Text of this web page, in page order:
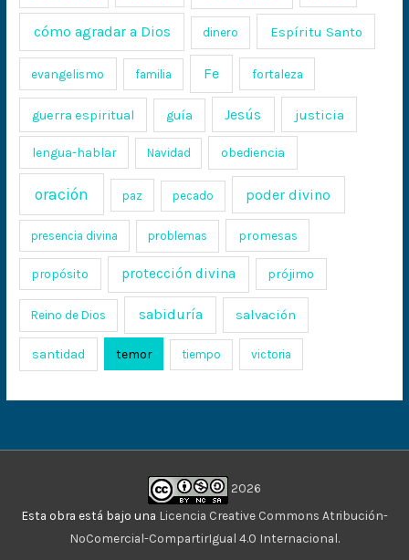
cómo agradar a Dios dinero Espíritu Santo
evangelismo familia Fe fortaleza
guerra espiritual guía Jesús justicia
lengua-hablar Navidad obediencia
oración paz pecado poder divino
presencia divina problemas promesas
propósito protección divina prójimo
Reino de Dios sabiduría salvación
santidad temor tiempo victoria
2026
Esta obra está bajo una Licencia Creative Commons Atribución-
NoComercial-CompartirIgual 4.0 Internacional.